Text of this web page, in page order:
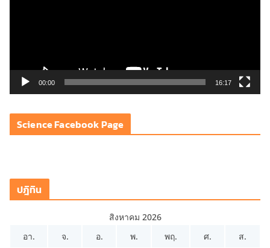
ดี
00:00 16:17
Science Facebook Page
ปฎิทิน
สิงหาคม 2026
อา.
จ. อ. พ. พฤ. ศ. ส.